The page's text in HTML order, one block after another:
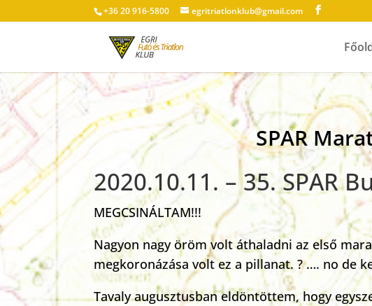
+36 20 916-5800 egritriatlonklub@gmail.com
SPAR
2020.10.11. – 35. SPAR
MEGCSINÁLTAM!!!
Nagyon nagy öröm volt áthaladni az első
megkoronázása volt ez a pillanat. ? …. no de
Tavaly augusztusban eldöntöttem, hogy